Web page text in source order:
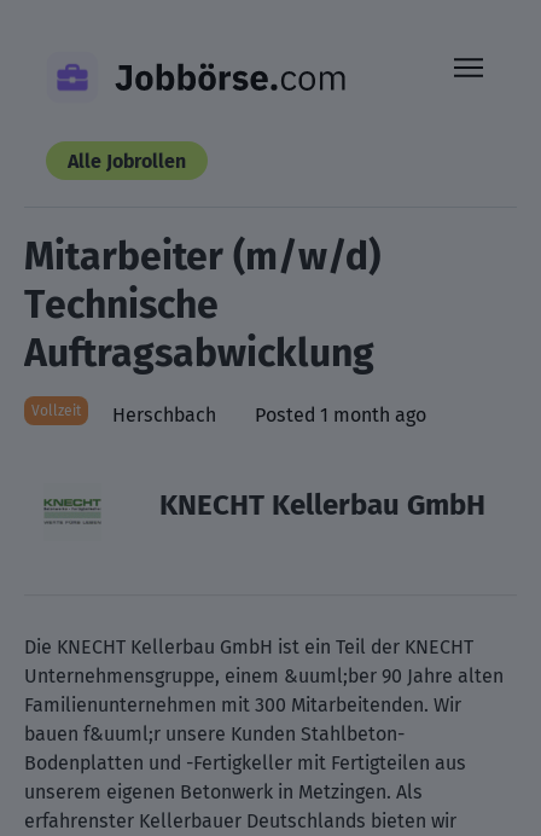
content
Alle Jobrollen
Mitarbeiter (m/w/d)
Technische
Auftragsabwicklung
Vollzeit Herschbach Posted 1 month ago
KNECHT Kellerbau GmbH
Die KNECHT Kellerbau GmbH ist ein Teil der KNECHT
Unternehmensgruppe, einem &uuml;ber 90 Jahre alten
Familienunternehmen mit 300 Mitarbeitenden. Wir
bauen f&uuml;r unsere Kunden Stahlbeton-
Bodenplatten und -Fertigkeller mit Fertigteilen aus
unserem eigenen Betonwerk in Metzingen. Als
erfahrenster Kellerbauer Deutschlands bieten wir